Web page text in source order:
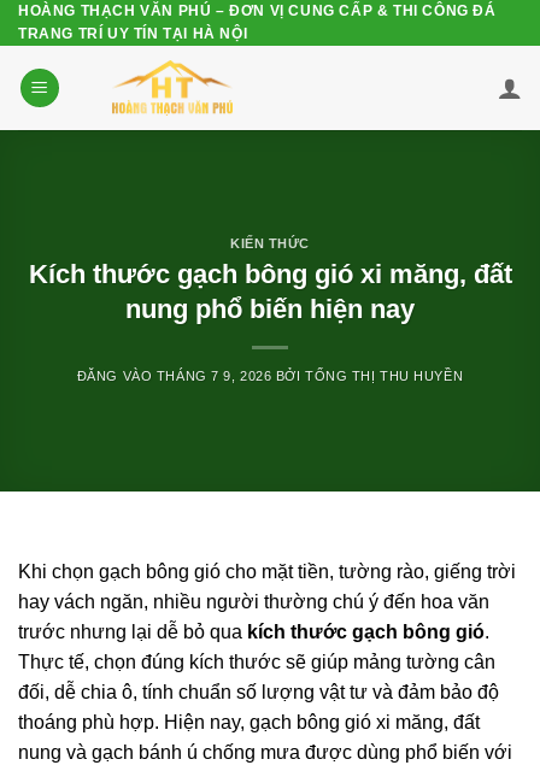
Bỏ
qua
nội
dung
HOÀNG THẠCH VĂN PHÚ – ĐƠN VỊ CUNG CẤP & THI CÔNG ĐÁ
TRANG TRÍ UY TÍN TẠI HÀ NỘI
KIẾN THỨC
Kích thước gạch bông gió xi măng, đất
nung phổ biến hiện nay
ĐĂNG VÀO THÁNG 7 9, 2026 BỞITỐNG THỊ THU HUYỀN
Khi chọn gạch bông gió cho mặt tiền, tường rào, giếng trời
hay vách ngăn, nhiều người thường chú ý đến hoa văn
trước nhưng lại dễ bỏ qua kích thước gạch bông gió.
Thực tế, chọn đúng kích thước sẽ giúp mảng tường cân
đối, dễ chia ô, tính chuẩn số lượng vật tư và đảm bảo độ
thoáng phù hợp. Hiện nay, gạch bông gió xi măng, đất
nung và gạch bánh ú chống mưa được dùng phổ biến với